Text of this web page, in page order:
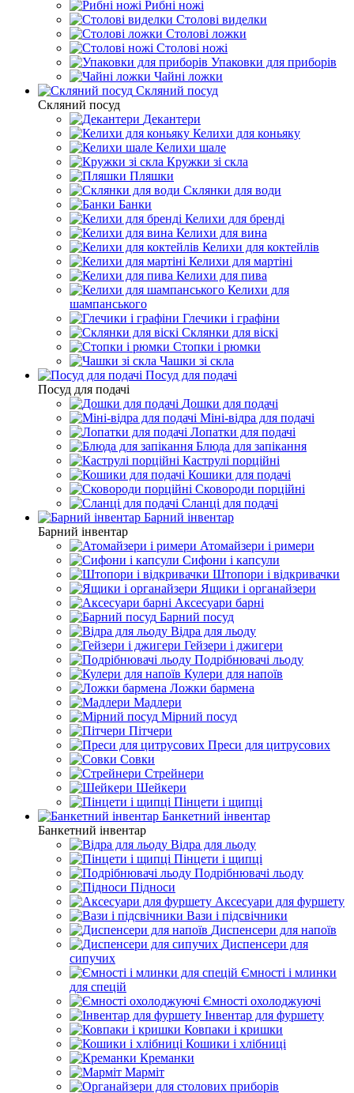
Рибні ножі
Столові виделки
Столові ложки
Столові ножі
Упаковки для приборів
Чайні ложки
Скляний посуд
Скляний посуд
Декантери
Келихи для коньяку
Келихи шале
Кружки зі скла
Пляшки
Склянки для води
Банки
Келихи для бренді
Келихи для вина
Келихи для коктейлів
Келихи для мартіні
Келихи для пива
Келихи для
шампанського
Глечики і графіни
Склянки для віскі
Стопки і рюмки
Чашки зі скла
Посуд для подачі
Посуд для подачі
Дошки для подачі
Міні-відра для подачі
Лопатки для подачі
Блюда для запікання
Каструлі порційні
Кошики для подачі
Сковороди порційні
Сланці для подачі
Барний інвентар
Барний інвентар
Атомайзери і римери
Сифони і капсули
Штопори і відкривачки
Ящики і органайзери
Аксесуари барні
Барний посуд
Відра для льоду
Гейзери і джигери
Подрібнювачі льоду
Кулери для напоїв
Ложки бармена
Мадлери
Мірний посуд
Пітчери
Преси для цитрусових
Совки
Стрейнери
Шейкери
Пінцети і щипці
Банкетний інвентар
Банкетний інвентар
Відра для льоду
Пінцети і щипці
Подрібнювачі льоду
Підноси
Аксесуари для фуршету
Вази і підсвічники
Диспенсери для напоїв
Диспенсери для
сипучих
Ємності і млинки
для спецій
Ємності охолоджуючі
Інвентар для фуршету
Ковпаки і кришки
Кошики і хлібниці
Креманки
Марміт